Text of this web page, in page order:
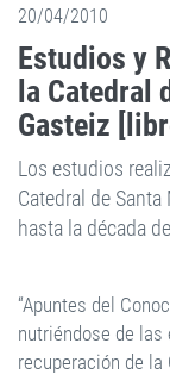
20/04/2010
Estudios y
la Catedral
Gasteiz
Los estudios
Catedral de
hasta la década
“Apuntes del
nutriéndose de las
recuperación de la